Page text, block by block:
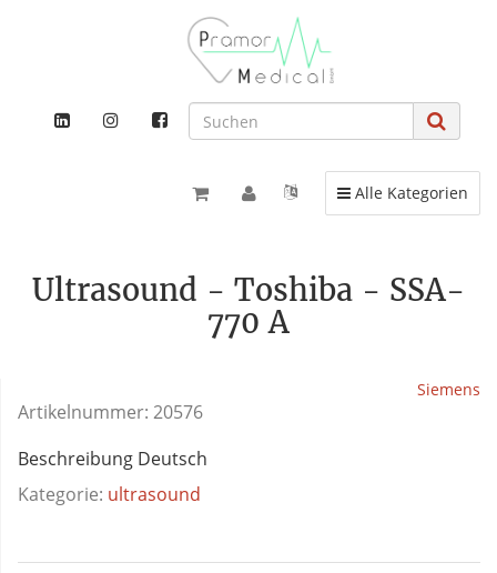
Toggle navigation
Alle Kategorien
Ultrasound - Toshiba - SSA-
770 A
Siemens
Artikelnummer: 20576
Beschreibung Deutsch
Kategorie: ultrasound